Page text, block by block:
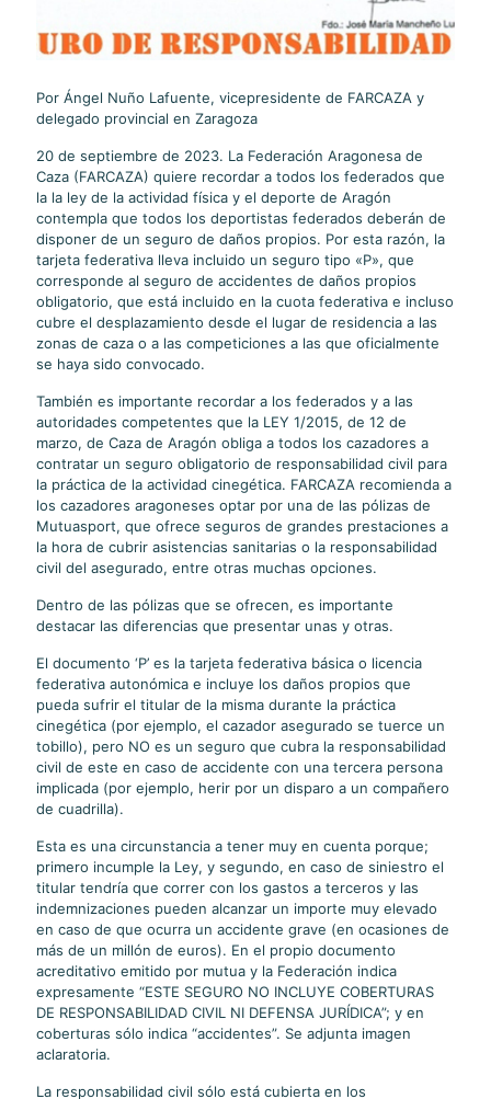
Por Ángel Nuño Lafuente, vicepresidente de FARCAZA y
delegado provincial en Zaragoza
20 de septiembre de 2023. La Federación Aragonesa de
Caza (FARCAZA) quiere recordar a todos los federados que
la la ley de la actividad física y el deporte de Aragón
contempla que todos los deportistas federados deberán de
disponer de un seguro de daños propios. Por esta razón, la
tarjeta federativa lleva incluido un seguro tipo «P», que
corresponde al seguro de accidentes de daños propios
obligatorio, que está incluido en la cuota federativa e incluso
cubre el desplazamiento desde el lugar de residencia a las
zonas de caza o a las competiciones a las que oficialmente
se haya sido convocado.
También es importante recordar a los federados y a las
autoridades competentes que la LEY 1/2015, de 12 de
marzo, de Caza de Aragón obliga a todos los cazadores a
contratar un seguro obligatorio de responsabilidad civil para
la práctica de la actividad cinegética. FARCAZA recomienda a
los cazadores aragoneses optar por una de las pólizas de
Mutuasport, que ofrece seguros de grandes prestaciones a
la hora de cubrir asistencias sanitarias o la responsabilidad
civil del asegurado, entre otras muchas opciones.
Dentro de las pólizas que se ofrecen, es importante
destacar las diferencias que presentar unas y otras.
El documento ‘P’ es la tarjeta federativa básica o licencia
federativa autonómica e incluye los daños propios que
pueda sufrir el titular de la misma durante la práctica
cinegética (por ejemplo, el cazador asegurado se tuerce un
tobillo), pero NO es un seguro que cubra la responsabilidad
civil de este en caso de accidente con una tercera persona
implicada (por ejemplo, herir por un disparo a un compañero
de cuadrilla).
Esta es una circunstancia a tener muy en cuenta porque;
primero incumple la Ley, y segundo, en caso de siniestro el
titular tendría que correr con los gastos a terceros y las
indemnizaciones pueden alcanzar un importe muy elevado
en caso de que ocurra un accidente grave (en ocasiones de
más de un millón de euros). En el propio documento
acreditativo emitido por mutua y la Federación indica
expresamente “ESTE SEGURO NO INCLUYE COBERTURAS
DE RESPONSABILIDAD CIVIL NI DEFENSA JURÍDICA”; y en
coberturas sólo indica “accidentes”. Se adjunta imagen
aclaratoria.
La responsabilidad civil sólo está cubierta en los